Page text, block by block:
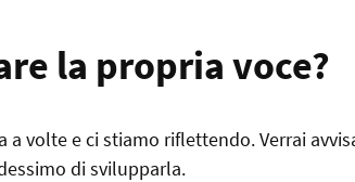
la propria voce?
a volte e ci stiamo riflettendo. Verrai
di svilupparla.